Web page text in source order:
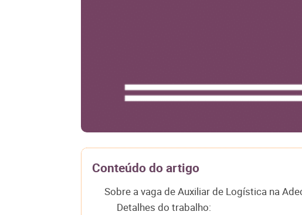
Conteúdo do artigo
Sobre a vaga de Auxiliar de Logística na
Detalhes do trabalho: